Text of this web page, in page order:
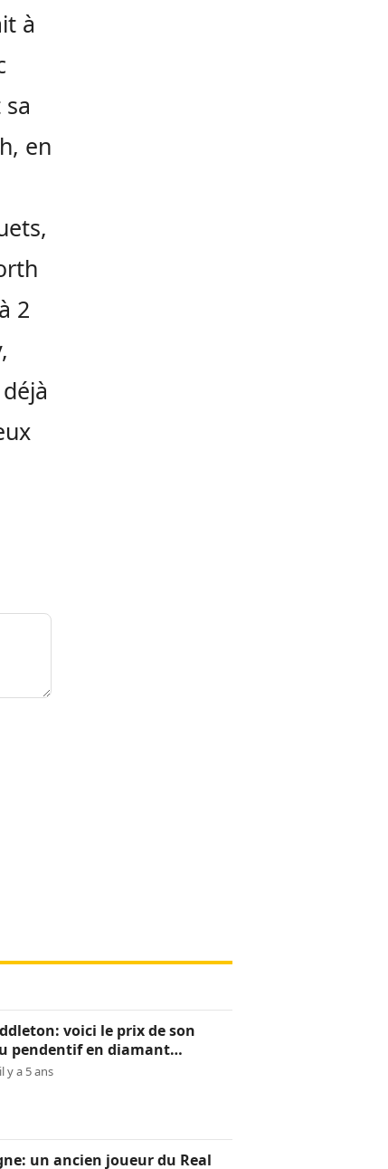
à
en
2
voici le prix de son
pendentif en diamant
il y a 5 ans
un ancien joueur du Real